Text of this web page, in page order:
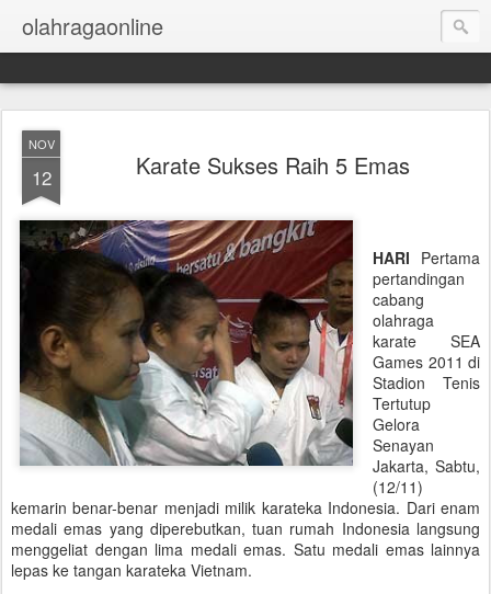
olahragaonline
NOV
12 Karate Sukses Raih 5 Emas
HARI Pertama
pertandingan
cabang
olahraga
karate SEA
Games 2011 di
Stadion Tenis
Tertutup
Gelora
Senayan
Jakarta, Sabtu,
(12/11)
kemarin benar-benar menjadi milik karateka Indonesia. Dari enam
medali emas yang diperebutkan, tuan rumah Indonesia langsung
menggeliat dengan lima medali emas. Satu medali emas lainnya
lepas ke tangan karateka Vietnam.